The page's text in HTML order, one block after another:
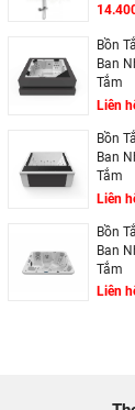
Bồn
Ban
Tắm
Liên
Bồn
Ban
Tắm
Liên
Bồn
Ban
Tắm
Liên